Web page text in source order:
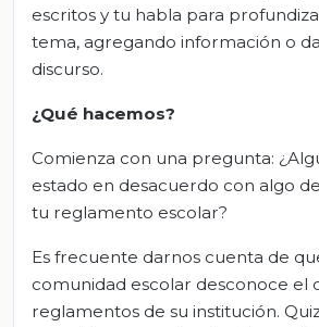
escritos y tu habla para
tema, agregando información o
discurso.
¿Qué hacemos?
Comienza con una pregunta:
estado en desacuerdo con algo
tu reglamento escolar?
Es frecuente darnos cuenta de
comunidad escolar desconoce el
reglamentos de su institución.